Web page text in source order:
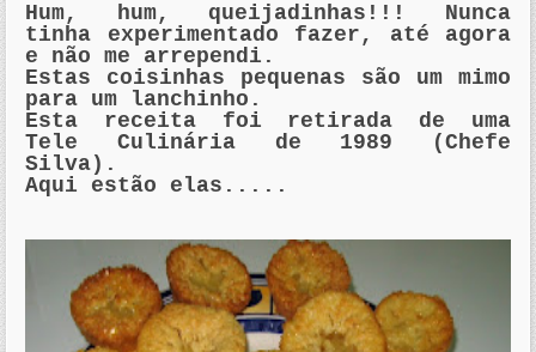
Hum, hum, queijadinhas!!! Nunca
tinha experimentado fazer, até agora
e não me arrependi.
Estas coisinhas pequenas são um mimo
para um lanchinho.
Esta receita foi retirada de uma
Tele Culinária de 1989 (Chefe
Silva).
Aqui estão elas.....